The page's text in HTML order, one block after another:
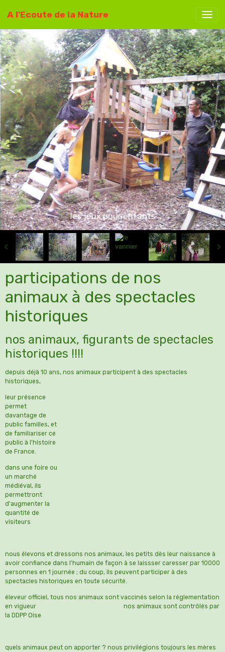
A l'Ecoute de la Nature
les jeux pour enfants
participations de nos
animaux à des spectacles
historiques
nos animaux, figurants de spectacles
historiques !!!!
depuis déjà 10 ans, nos animaux participent à des spectacles
historiques,
leur présence
permet
davantage de
public familles, et
de familiariser ce
public à l'histoire
de France.
dans une foire ou
un marché
médiéval, ils
permettront
d'augmenter la
quantité de
visiteurs
nous élevons et dressons nos animaux, les petits dès leur naissance à
avoir confiance dans l'humain de façon à se laissser caresser par 10000
personnes en 1 journée ; du coup, ils peuvent participer à des
spectacles historiques en toute sécurité.
éleveur officiel, tous nos animaux sont vaccinés selon la réglementation
en vigueur nos animaux sont contrôlés par
la DDPP Oise
quels animaux peut on apporter ? nous privilégions toujours les mères